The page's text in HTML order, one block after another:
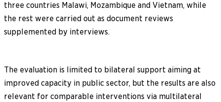
three countries Malawi, Mozambique and Vietnam, while
the rest were carried out as document reviews
supplemented by interviews.
The evaluation is limited to bilateral support aiming at
improved capacity in public sector, but the results are also
relevant for comparable interventions via multilateral